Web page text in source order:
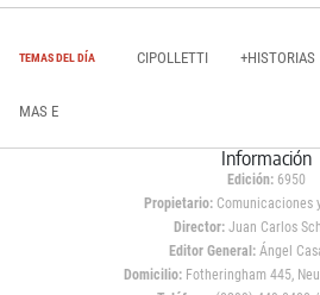
TEMAS DEL DÍA CIPOLLETTI +HISTORIAS
MAS E
Información
Edición: 6950
Propietario:Comunicaciones
Director: Juan Carlos
Editor General:Ángel
Domicilio:Fotheringham 445,